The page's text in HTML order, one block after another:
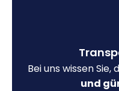
Bei uns wissen Sie,
und